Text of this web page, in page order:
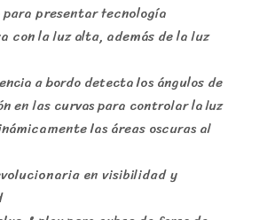
presentar tecnología
con la luz alta, además de la luz
a bordo detecta los ángulos de
en las curvas para controlar la luz
las áreas oscuras al
en visibilidad y